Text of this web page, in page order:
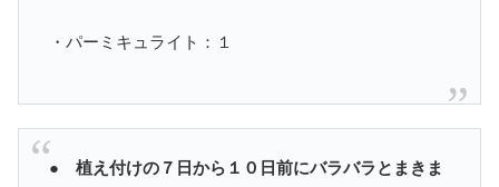
・パーミキュライト：１
● 植え付けの７日から１０日前にバラバラとまきま